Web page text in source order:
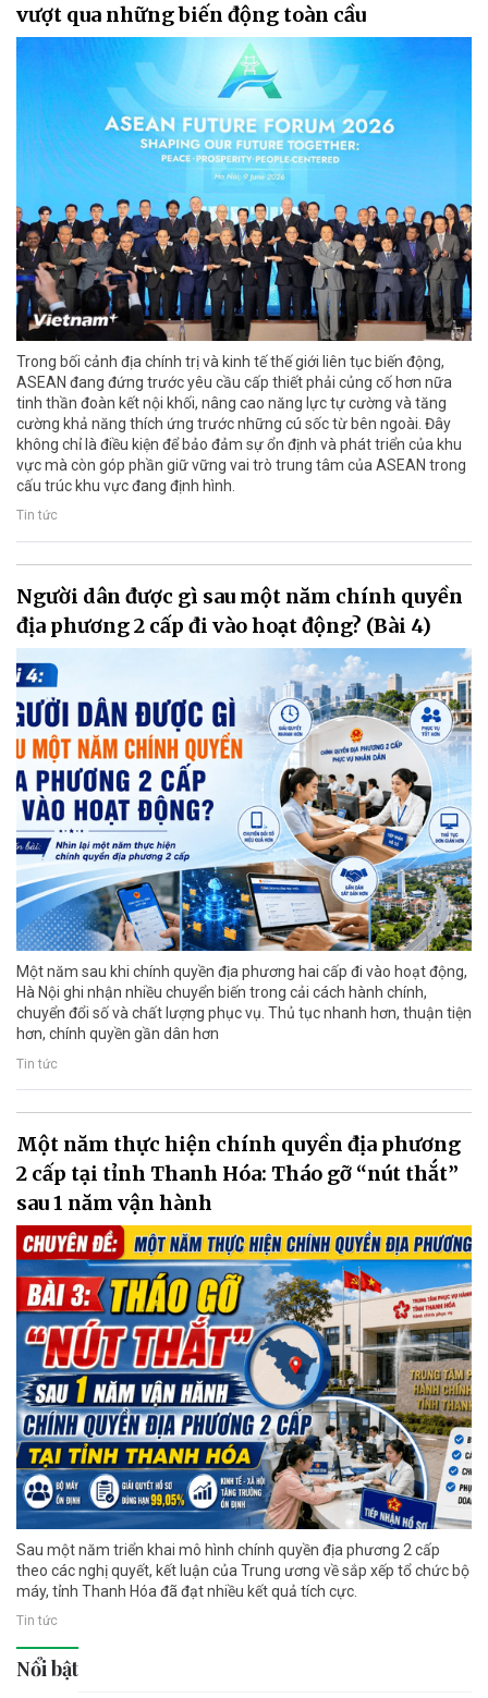
vượt qua những biến động toàn cầu
Trong bối cảnh địa chính trị và kinh tế thế giới liên tục biến động,
ASEAN đang đứng trước yêu cầu cấp thiết phải củng cố hơn nữa
tinh thần đoàn kết nội khối, nâng cao năng lực tự cường và tăng
cường khả năng thích ứng trước những cú sốc từ bên ngoài. Đây
không chỉ là điều kiện để bảo đảm sự ổn định và phát triển của khu
vực mà còn góp phần giữ vững vai trò trung tâm của ASEAN trong
cấu trúc khu vực đang định hình.
Tin tức
Người dân được gì sau một năm chính quyền
địa phương 2 cấp đi vào hoạt động? (Bài 4)
Một năm sau khi chính quyền địa phương hai cấp đi vào hoạt động,
Hà Nội ghi nhận nhiều chuyển biến trong cải cách hành chính,
chuyển đổi số và chất lượng phục vụ. Thủ tục nhanh hơn, thuận tiện
hơn, chính quyền gần dân hơn
Tin tức
Một năm thực hiện chính quyền địa phương
2 cấp tại tỉnh Thanh Hóa: Tháo gỡ “nút thắt”
sau 1 năm vận hành
Sau một năm triển khai mô hình chính quyền địa phương 2 cấp
theo các nghị quyết, kết luận của Trung ương về sắp xếp tổ chức bộ
máy, tỉnh Thanh Hóa đã đạt nhiều kết quả tích cực.
Tin tức
Nổi bật